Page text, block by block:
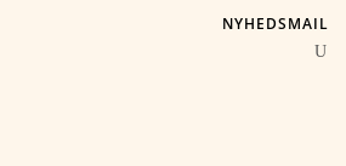
NYHEDSMAIL